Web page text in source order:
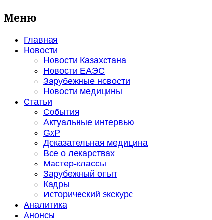
Меню
Главная
Новости
Новости Казахстана
Новости ЕАЭС
Зарубежные новости
Новости медицины
Статьи
События
Актуальные интервью
GxP
Доказательная медицина
Все о лекарствах
Мастер-классы
Зарубежный опыт
Кадры
Исторический экскурс
Аналитика
Анонсы